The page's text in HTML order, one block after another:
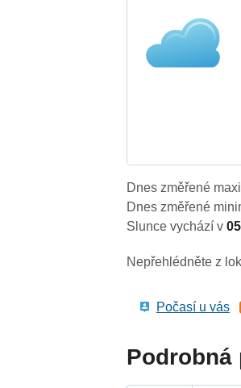
Dnes změřené
Dnes změřené
Slunce vychází v
Nepřehlédněte z
Počasí u vás
Podrobná